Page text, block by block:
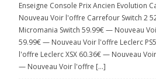
Enseigne Console Prix Ancien Evolution
Nouveau Voir l'offre Carrefour Switch 2
Micromania Switch 59.99€ — Nouveau
59.99€ — Nouveau Voir l'offre Leclerc
l'offre Leclerc XSX 60.36€ — Nouveau
— Nouveau Voir l'offre […]